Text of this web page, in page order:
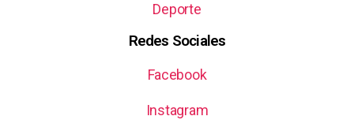
Deporte
Redes Sociales
Facebook
Instagram